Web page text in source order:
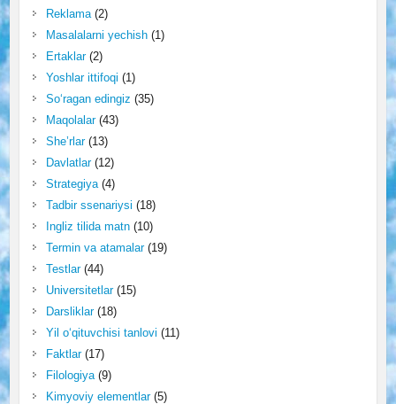
Reklama(2)
Masalalarni yechish(1)
Ertaklar(2)
Yoshlar ittifoqi (1)
So‘ragan edingiz (35)
Maqolalar(43)
She’rlar(13)
Davlatlar(12)
Strategiya(4)
Tadbir ssenariysi (18)
Ingliz tilida matn(10)
Termin va atamalar(19)
Testlar(44)
Universitetlar(15)
Darsliklar(18)
Yil o‘qituvchisi tanlovi (11)
Faktlar(17)
Filologiya(9)
Kimyoviy elementlar(5)